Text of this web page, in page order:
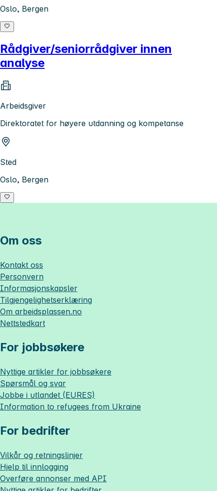
Oslo, Bergen
Rådgiver/seniorrådgiver innen
analyse
Arbeidsgiver
Direktoratet for høyere utdanning og kompetanse
Sted
Oslo, Bergen
Om oss
Kontakt oss
Personvern
Informasjonskapsler
Tilgjengelighetserklæring
Om arbeidsplassen.no
Nettstedkart
For jobbsøkere
Nyttige artikler for jobbsøkere
Spørsmål og svar
Jobbe i utlandet (EURES)
Information to refugees from Ukraine
For bedrifter
Vilkår og retningslinjer
Hjelp til innlogging
Overføre annonser med API